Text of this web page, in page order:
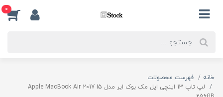
0
خانه
فهرست محصولات
لپ تاپ 13 اینچی اپل مک بوک ایر مدل Apple MacBook Air 2017 i5